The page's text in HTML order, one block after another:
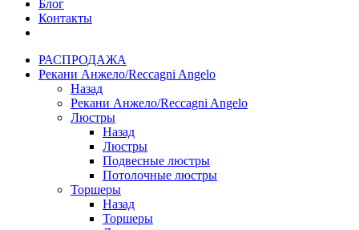
Блог
Контакты
РАСПРОДАЖА
Рекани Анжело/Reccagni Angelo
Назад
Рекани Анжело/Reccagni Angelo
Люстры
Назад
Люстры
Подвесные люстры
Потолочные люстры
Торшеры
Назад
Торшеры